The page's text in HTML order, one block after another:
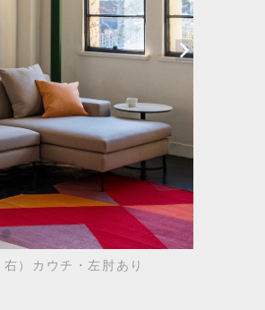
）カウチ・左肘あり